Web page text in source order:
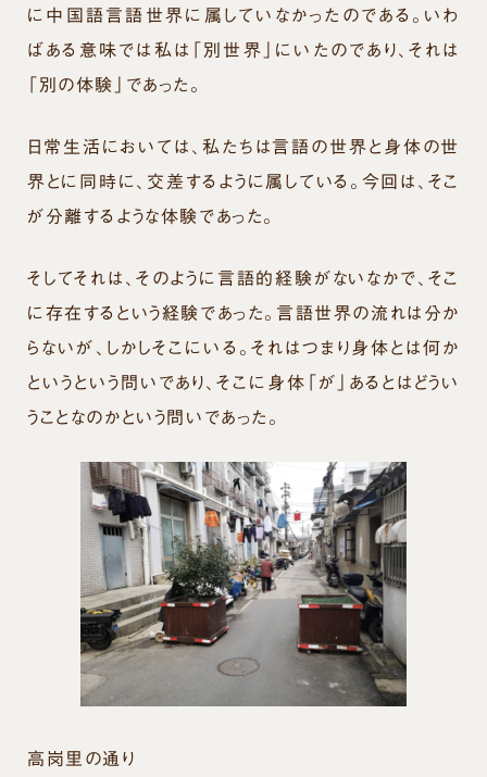
に中国語言語世界に属していなかったのである。いわ
ばある意味では私は「別世界」にいたのであり、それは
「別の体験」であった。
日常生活においては、私たちは言語の世界と身体の世
界とに同時に、交差するように属している。今回は、そこ
が分離するような体験であった。
そしてそれは、そのように言語的経験がないなかで、そこ
に存在するという経験であった。言語世界の流れは分か
らないが、しかしそこにいる。それはつまり身体とは何か
というという問いであり、そこに身体「が」あるとはどうい
うことなのかという問いであった。
高岗里の通り